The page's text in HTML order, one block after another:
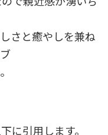
さと癒やしを兼ね
に引用します。